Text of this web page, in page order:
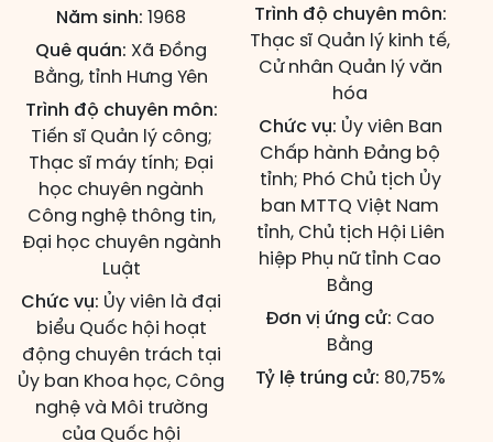
Năm sinh: 1968
Quê quán: Xã Đồng
Bằng, tỉnh Hưng Yên
Trình độ chuyên môn:
Tiến sĩ Quản lý công;
Thạc sĩ máy tính; Đại
học chuyên ngành
Công nghệ thông tin,
Đại học chuyên ngành
Luật
Chức vụ: Ủy viên là đại
biểu Quốc hội hoạt
động chuyên trách tại
Ủy ban Khoa học, Công
nghệ và Môi trường
của Quốc hội
Trình độ chuyên môn:
Thạc sĩ Quản lý kinh tế,
Cử nhân Quản lý văn
hóa
Chức vụ: Ủy viên Ban
Chấp hành Đảng bộ
tỉnh; Phó Chủ tịch Ủy
ban MTTQ Việt Nam
tỉnh, Chủ tịch Hội Liên
hiệp Phụ nữ tỉnh Cao
Bằng
Đơn vị ứng cử: Cao
Bằng
Tỷ lệ trúng cử: 80,75%